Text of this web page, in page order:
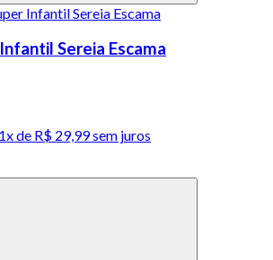
Sereia Escama
de R$ 29,99sem juros